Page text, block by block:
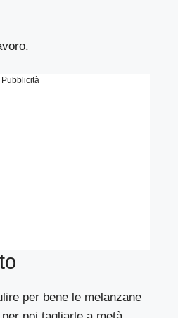
Pubblicità
per bene le melanzane